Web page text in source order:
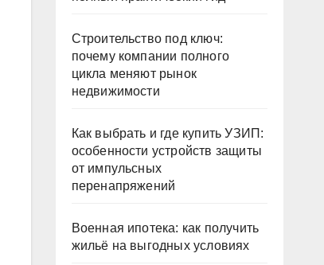
Строительство под ключ:
почему компании полного
цикла меняют рынок
недвижимости
Как выбрать и где купить УЗИП:
особенности устройств защиты
от импульсных
перенапряжений
Военная ипотека: как получить
жильё на выгодных условиях